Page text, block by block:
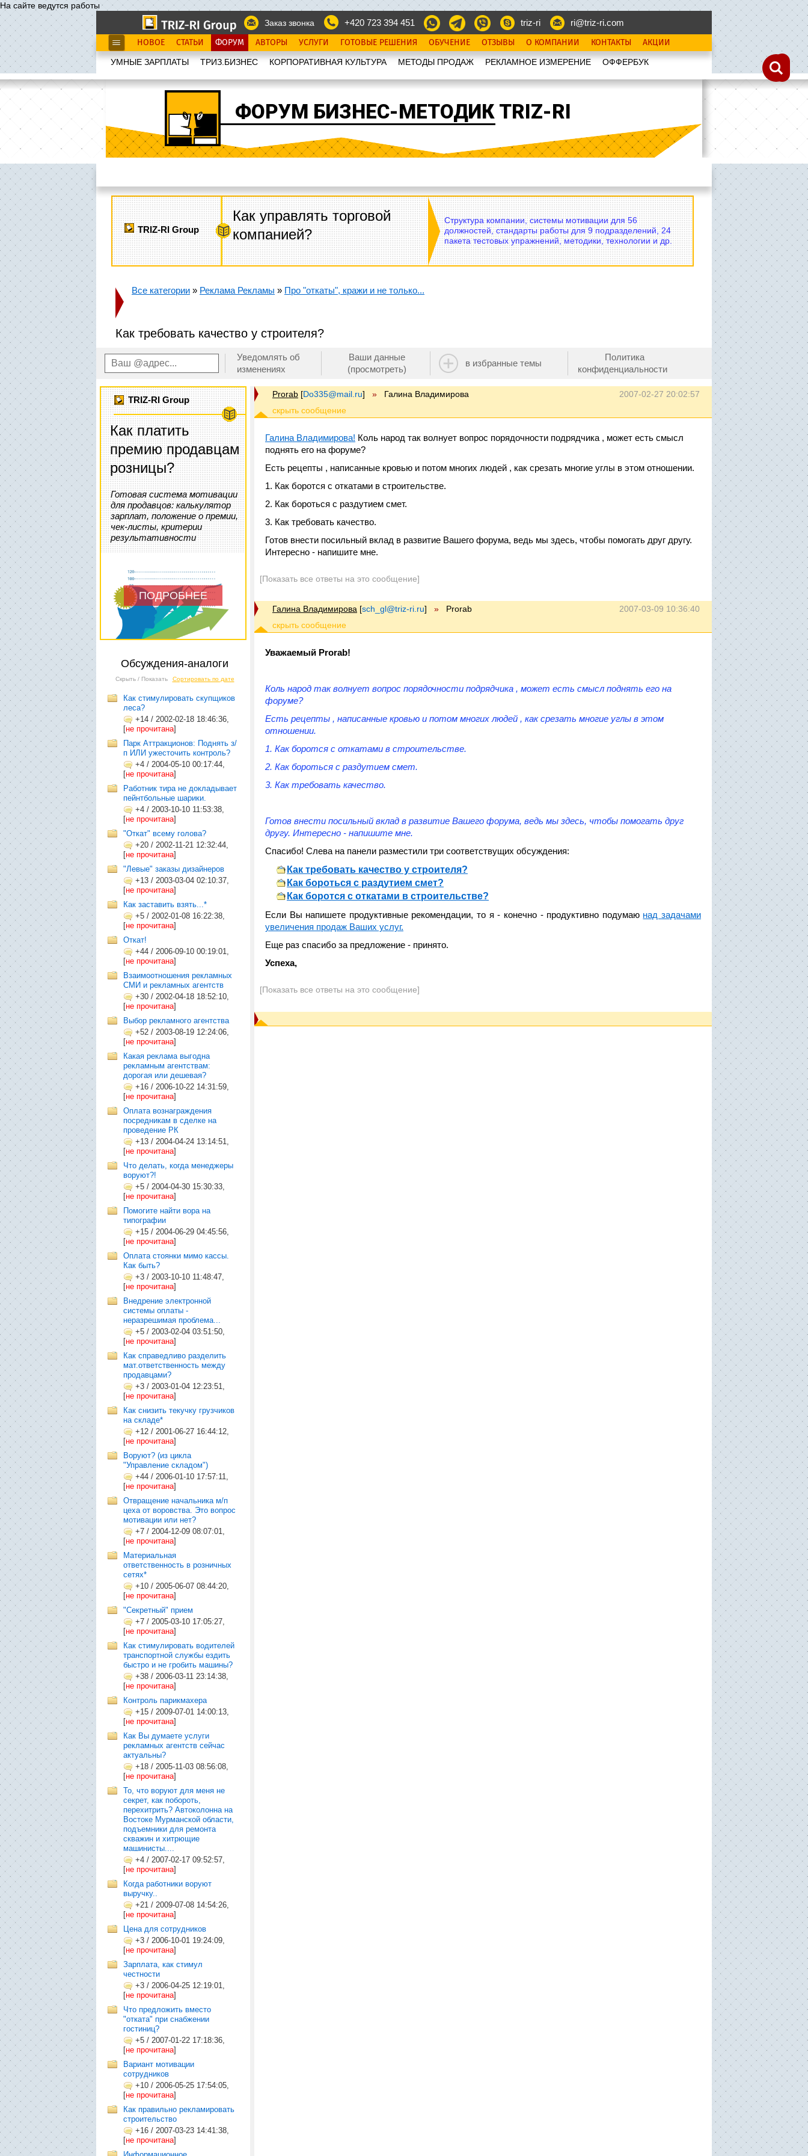
На сайте ведутся работы
Заказ звонка
+420 723 394 451 triz-ri ri@triz-ri.com
НОВОЕ СТАТЬИ ФОРУМ АВТОРЫ УСЛУГИ ГОТОВЫЕ РЕШЕНИЯ ОБУЧЕНИЕ ОТЗЫВЫ О КОМПАНИИ КОНТАКТЫ АКЦИИ
УМНЫЕ ЗАРПЛАТЫ ТРИЗ.БИЗНЕС КОРПОРАТИВНАЯ КУЛЬТУРА МЕТОДЫ ПРОДАЖ РЕКЛАМНОЕ ИЗМЕРЕНИЕ OФФЕРБУК
ФОРУМ БИЗНЕС-МЕТОДИК TRIZ-RI
TRIZ-RI Group
Как управлять торговой
компанией?
Структура компании, системы мотивации для 56
должностей, стандарты работы для 9 подразделений, 24
пакета тестовых упражнений, методики, технологии и др.
Все категории » Реклама Рекламы » Про "откаты", кражи и не только...
Как требовать качество у строителя?
Уведомлять об
изменениях
Ваши данные
(просмотреть)
в избранные темы
Политика
конфиденциальности
TRIZ-RI Group
Как платить
премию продавцам
розницы?
Готовая система мотивации
для продавцов: калькулятор
зарплат, положение о премии,
чек-листы, критерии
результативности
ПОДРОБНЕЕ
Обсуждения-аналоги
Скрыть / Показать Сортировать по дате
Как стимулировать скупщиков
леса?
+14 / 2002-02-18 18:46:36,
[не прочитана]
Парк Аттракционов: Поднять з/
п ИЛИ ужесточить контроль?
+4 / 2004-05-10 00:17:44,
[не прочитана]
Работник тира не докладывает
пейнтбольные шарики.
+4 / 2003-10-10 11:53:38,
[не прочитана]
"Откат" всему голова?
+20 / 2002-11-21 12:32:44,
[не прочитана]
"Левые" заказы дизайнеров
+13 / 2003-03-04 02:10:37,
[не прочитана]
Как заставить взять...*
+5 / 2002-01-08 16:22:38,
[не прочитана]
Откат!
+44 / 2006-09-10 00:19:01,
[не прочитана]
Взаимоотношения рекламных
СМИ и рекламных агентств
+30 / 2002-04-18 18:52:10,
[не прочитана]
Выбор рекламного агентства
+52 / 2003-08-19 12:24:06,
[не прочитана]
Какая реклама выгодна
рекламным агентствам:
дорогая или дешевая?
+16 / 2006-10-22 14:31:59,
[не прочитана]
Оплата вознаграждения
посредникам в сделке на
проведение РК
+13 / 2004-04-24 13:14:51,
[не прочитана]
Что делать, когда менеджеры
воруют?!
+5 / 2004-04-30 15:30:33,
[не прочитана]
Помогите найти вора на
типографии
+15 / 2004-06-29 04:45:56,
[не прочитана]
Оплата стоянки мимо кассы.
Как быть?
+3 / 2003-10-10 11:48:47,
[не прочитана]
Внедрение электронной
системы оплаты -
неразрешимая проблема...
+5 / 2003-02-04 03:51:50,
[не прочитана]
Как справедливо разделить
мат.ответственность между
продавцами?
+3 / 2003-01-04 12:23:51,
[не прочитана]
Как снизить текучку грузчиков
на складе*
+12 / 2001-06-27 16:44:12,
[не прочитана]
Воруют? (из цикла
"Управление складом")
+44 / 2006-01-10 17:57:11,
[не прочитана]
Отвращение начальника м/п
цеха от воровства. Это вопрос
мотивации или нет?
+7 / 2004-12-09 08:07:01,
[не прочитана]
Материальная
ответственность в розничных
сетях*
+10 / 2005-06-07 08:44:20,
[не прочитана]
"Секретный" прием
+7 / 2005-03-10 17:05:27,
[не прочитана]
Как стимулировать водителей
транспортной службы ездить
быстро и не гробить машины?
+38 / 2006-03-11 23:14:38,
[не прочитана]
Контроль парикмахера
+15 / 2009-07-01 14:00:13,
[не прочитана]
Как Вы думаете услуги
рекламных агентств сейчас
актуальны?
+18 / 2005-11-03 08:56:08,
[не прочитана]
То, что воруют для меня не
секрет, как побороть,
перехитрить? Автоколонна на
Востоке Мурманской области,
подъемники для ремонта
скважин и хитрющие
машинисты....
+4 / 2007-02-17 09:52:57,
[не прочитана]
Когда работники воруют
выручку..
+21 / 2009-07-08 14:54:26,
[не прочитана]
Цена для сотрудников
+3 / 2006-10-01 19:24:09,
[не прочитана]
Зарплата, как стимул
честности
+3 / 2006-04-25 12:19:01,
[не прочитана]
Что предложить вместо
"отката" при снабжении
гостиниц?
+5 / 2007-01-22 17:18:36,
[не прочитана]
Вариант мотивации
сотрудников
+10 / 2006-05-25 17:54:05,
[не прочитана]
Как правильно рекламировать
строительство
+16 / 2007-03-23 14:41:38,
[не прочитана]
2007-02-27 20:02:57
Prorab [Do335@mail.ru] » Галина Владимирова
Галина Владимирова! Коль народ так волнует вопрос порядочности подрядчика , может есть смысл
поднять его на форуме?
Есть рецепты , написанные кровью и потом многих людей , как срезать многие углы в этом отношении.
1. Как боротся с откатами в строительстве.
2. Как бороться с раздутием смет.
3. Как требовать качество.
Готов внести посильный вклад в развитие Вашего форума, ведь мы здесь, чтобы помогать друг другу.
Интересно - напишите мне.
[Показать все ответы на это сообщение]
2007-03-09 10:36:40
Галина Владимирова [sch_gl@triz-ri.ru] » Prorab
Уважаемый Prorab!
Коль народ так волнует вопрос порядочности подрядчика , может есть смысл поднять его на
форуме?
Есть рецепты , написанные кровью и потом многих людей , как срезать многие углы в этом
отношении.
1. Как боротся с откатами в строительстве.
2. Как бороться с раздутием смет.
3. Как требовать качество.
Готов внести посильный вклад в развитие Вашего форума, ведь мы здесь, чтобы помогать друг
другу. Интересно - напишите мне.
Спасибо! Слева на панели разместили три соответствущих обсуждения:
Как требовать качество у строителя?
Как бороться с раздутием смет?
Как боротся с откатами в строительстве?
Если Вы напишете продуктивные рекомендации, то я - конечно - продуктивно подумаю над задачами
увеличения продаж Ваших услуг.
Еще раз спасибо за предложение - принято.
Успеха,
[Показать все ответы на это сообщение]